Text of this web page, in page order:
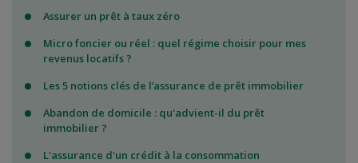
Assurer un prêt à taux zéro
Micro foncier ou réel : quel régime choisir pour mes
revenus locatifs ?
Les 5 notions clés de l’assurance de prêt immobilier
Abandon de domicile : qu'advient-il du prêt
immobilier ?
L'assurance d'un crédit à la consommation